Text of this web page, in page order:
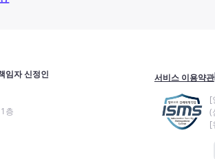
임자 신정인
층
서비스 이용약관
[
(
[